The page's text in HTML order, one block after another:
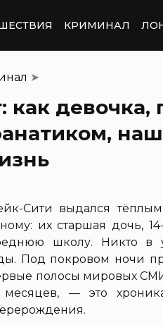
КРИМИНАЛ
➤
как
Сити выдался
их старшая дочь,
школу. Никто в
Под покровом ночи
полосы мировых
— это